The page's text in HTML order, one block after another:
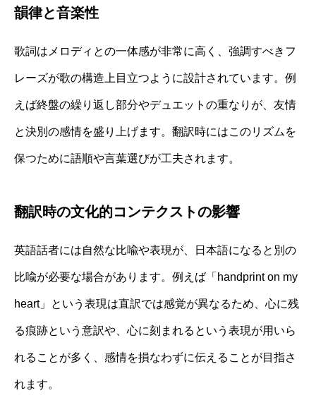
韻律と音楽性
歌詞はメロディとの一体感が非常に高く、強調すべきフ
レーズが歌の構造上目立つように設計されています。例
えば終盤の繰り返し部分やデュエットの重なりが、友情
と決別の感情を盛り上げます。翻訳時にはこのリズムを
保つために語順や言葉選びが工夫されます。
翻訳時の文化的コンテクストの影響
英語話者には自然な比喩や表現が、日本語になると別の
比喩が必要な場合があります。例えば「handprint on my
heart」という表現は直訳では感覚が異なるため、心に残
る痕跡という意訳や、心に刻まれるという表現が用いら
れることが多く、感情を損なわずに伝えることが目指さ
れます。